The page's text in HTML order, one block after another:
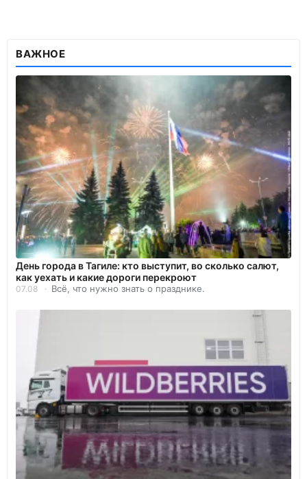
ВАЖНОЕ
День города в Тагиле: кто выступит, во сколько салют,
как уехать и какие дороги перекроют
07.08 Всё, что нужно знать о празднике.